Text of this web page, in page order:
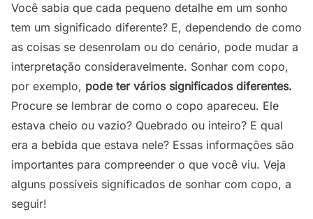
Você sabia que cada pequeno detalhe em um sonho
tem um significado diferente? E, dependendo de como
as coisas se desenrolam ou do cenário, pode mudar a
interpretação consideravelmente. Sonhar com copo,
por exemplo, pode ter vários significados diferentes.
Procure se lembrar de como o copo apareceu. Ele
estava cheio ou vazio? Quebrado ou inteiro? E qual
era a bebida que estava nele? Essas informações são
importantes para compreender o que você viu. Veja
alguns possíveis significados de sonhar com copo, a
seguir!